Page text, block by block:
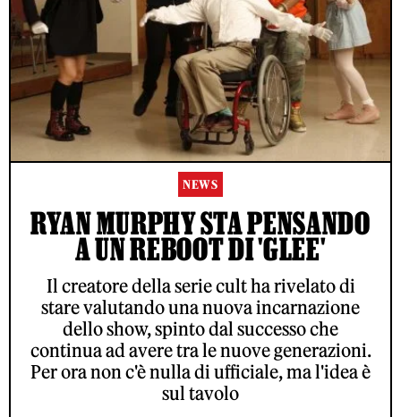
NEWS
RYAN MURPHY STA PENSANDO
A UN REBOOT DI 'GLEE'
Il creatore della serie cult ha rivelato di
stare valutando una nuova incarnazione
dello show, spinto dal successo che
continua ad avere tra le nuove generazioni.
Per ora non c'è nulla di ufficiale, ma l'idea è
sul tavolo